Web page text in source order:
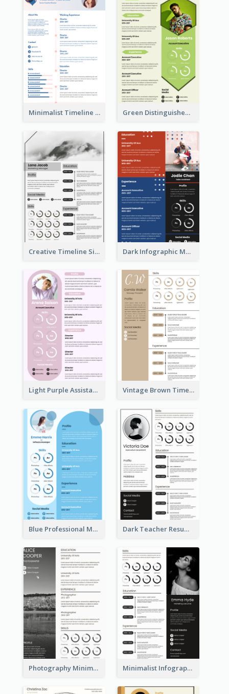
Minimalist Timeline Medical Student Resume Green Distinguished Resume
Creative Timeline Simple Resume Dark Infographic Marketing Assistant Resume
Light Purple Assistant Resume Vintage Brown Timeline Resume
Blue Professional Marketing Resume Dark Teacher Resume
Photography Minimalist Design Resume Minimalist Infographic Resume